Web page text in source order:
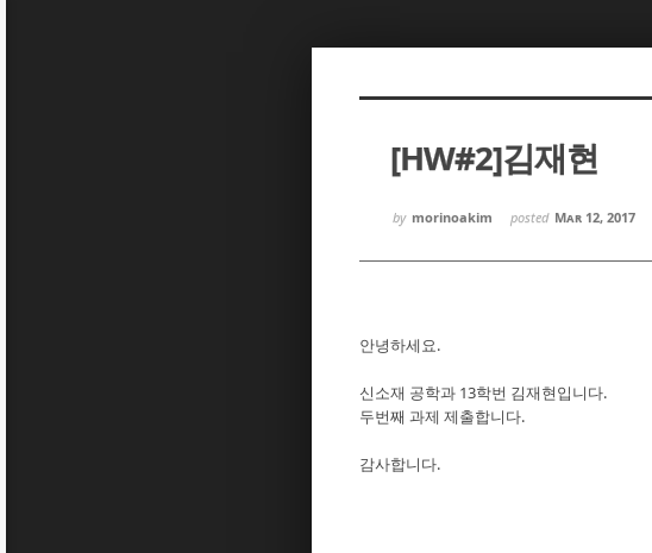
[HW#2]김재현
by morinoakim posted Mar 12, 2017
안녕하세요.
신소재 공학과 13학번 김재현입니다.
두번째 과제 제출합니다.
감사합니다.
Sketchbook5, 스케치북5
Sketchbook5, 스케치북5
Sketchbook5, 스케치북5
Sketchbook5, 스케치북5